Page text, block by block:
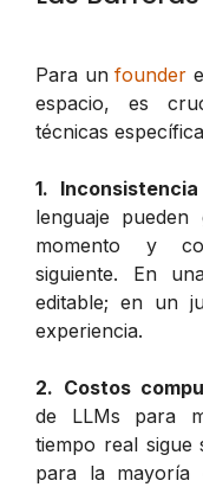
Para un founder
espacio, es
técnicas
1.
lenguaje
momento y
siguiente. En
editable; en un
experiencia.
2. Costos
de LLMs para
tiempo real sigue
para la mayoría